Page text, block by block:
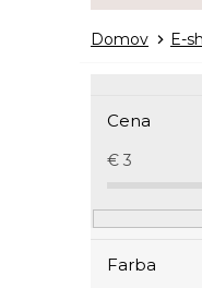
Domov E-
p
a
Cena
€ 3
Farba